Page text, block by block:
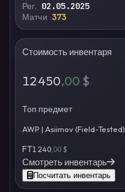
Рег. 02.05.2025
Матчи 373
Стоимость инвентаря
12 450,00 $
Топ предмет
AWP | Asiimov (Field-Tested)
FT1 240 ,00 $
Смотреть инвентарь
Посчитать инвентарь